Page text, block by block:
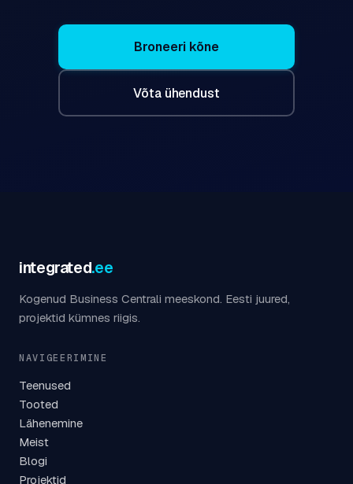
Broneeri kõne
Võta ühendust
integrated.ee
Kogenud Business Centrali meeskond. Eesti juured,
projektid kümnes riigis.
NAVIGEERIMINE
Teenused
Tooted
Lähenemine
Meist
Blogi
Projektid